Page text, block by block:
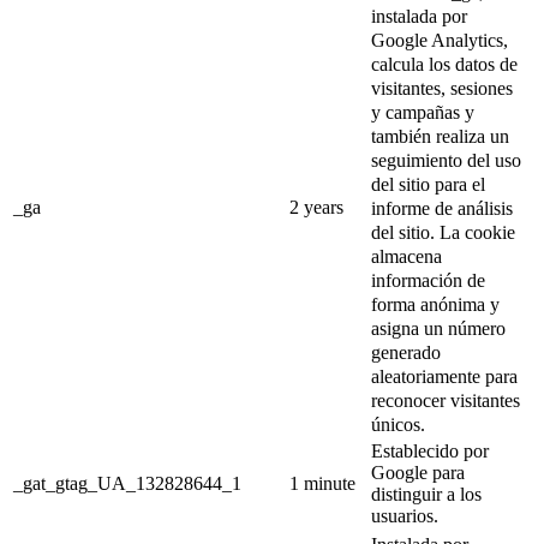
_ga 2 years
instalada por
Google Analytics,
calcula los datos de
visitantes, sesiones
y campañas y
también realiza un
seguimiento del uso
del sitio para el
informe de análisis
del sitio. La cookie
almacena
información de
forma anónima y
asigna un número
generado
aleatoriamente para
reconocer visitantes
únicos.
_gat_gtag_UA_132828644_1 1 minute
Establecido por
Google para
distinguir a los
usuarios.